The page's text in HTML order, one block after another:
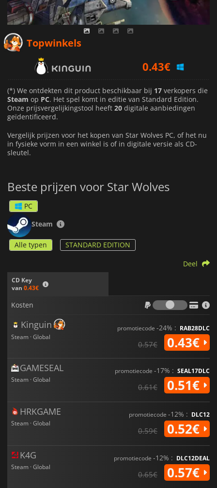
Topwinkels
0.43€
0.68€
0.51€
(*) We ontdekten dit product beschikbaar bij 17 verkopers die
Steam op PC. Het spel komt in editie van Standard Edition.
Onze prijsvergelijkingstool heeft 20 digitale aanbiedingen
geïdentificeerd.
Vergelijk prijzen voor het kopen van Star Wolves PC, of het nu
in fysieke vorm in een winkel is of in digitale versie als CD-
sleutel.
Beste prijzen voor Star Wolves
PC
Steam
Alle typen STANDARD EDITION
CD Key
van 0.43€
Deel
Kosten
Kosten
Kinguin
Steam · Global
promotiecode -24% : RAB28DLC
0.57€ 0.43€
GAMESEAL
Steam · Global
promotiecode -17% : SEAL17DLC
0.61€ 0.51€
HRKGAME
Steam · Global
promotiecode -12% : DLC12
0.59€ 0.52€
K4G
Steam · Global
promotiecode -12% : DLC12DEAL
0.65€ 0.57€